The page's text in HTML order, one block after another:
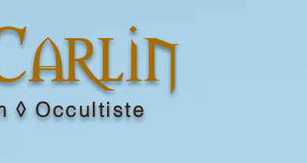
◊ Occultiste